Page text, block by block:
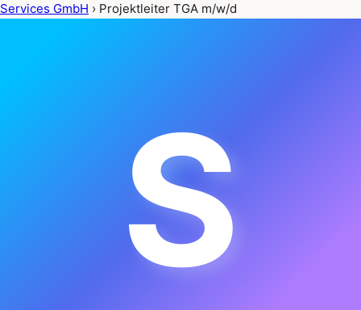
Services GmbH › Projektleiter TGA m/w/d
S